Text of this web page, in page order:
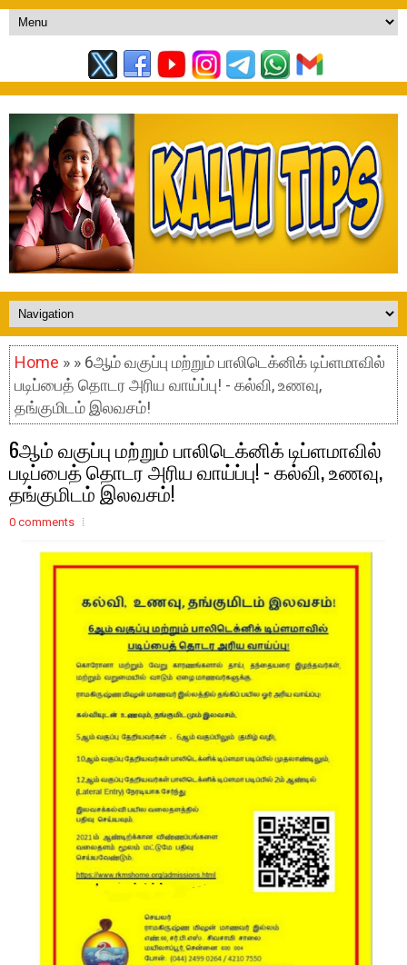
Home » » 6ஆம் வகுப்பு மற்றும் பாலிடெக்னிக் டிப்ளமாவில்
படிப்பைத் தொடர அரிய வாய்ப்பு! - கல்வி, உணவு,
தங்குமிடம் இலவசம்!
6ஆம் வகுப்பு மற்றும் பாலிடெக்னிக் டிப்ளமாவில்
படிப்பைத் தொடர அரிய வாய்ப்பு! - கல்வி, உணவு,
தங்குமிடம் இலவசம்!
0 comments